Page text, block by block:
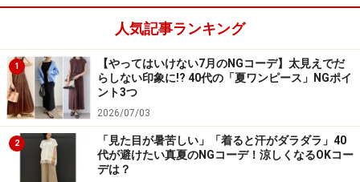
を抑えてくれます。特に春夏シーズンは、写真のような
ホワイトがいちおし。顔を明るく見せつつ、どんなカラ
ーにも合わせやすくて万能です。
3. メンズライクでおしゃれに決まる「ハリ
ントンジャケット」
ユニクロ ハリントンジャケット​​ 6990円（税込）
人気記事ランキング
1
【やってはいけない7月のNGコーデ】太見えでだ
らしない印象に!? 40代の「夏ワンピース」NGポイ
ント3つ
2026/07/03
2
「見た目が暑苦しい」「着ると汗がダラダラ」40
代が避けたい真夏のNGコーデ！涼しくなるOKコー
デは？